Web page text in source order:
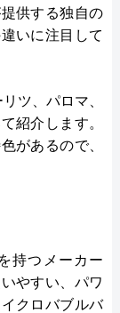
供する独自の
いに注目して
ツ、パロマ、
紹介します。
があるので、
持つメーカー
やすい、パワ
クロバブルバ